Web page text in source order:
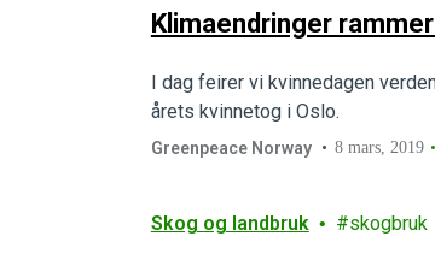
Klimaendringer
I dag feirer vi kvinnedagen
årets kvinnetog i Oslo.
Greenpeace Norway 8 mars, 2019
Skog og landbruk skogbruk